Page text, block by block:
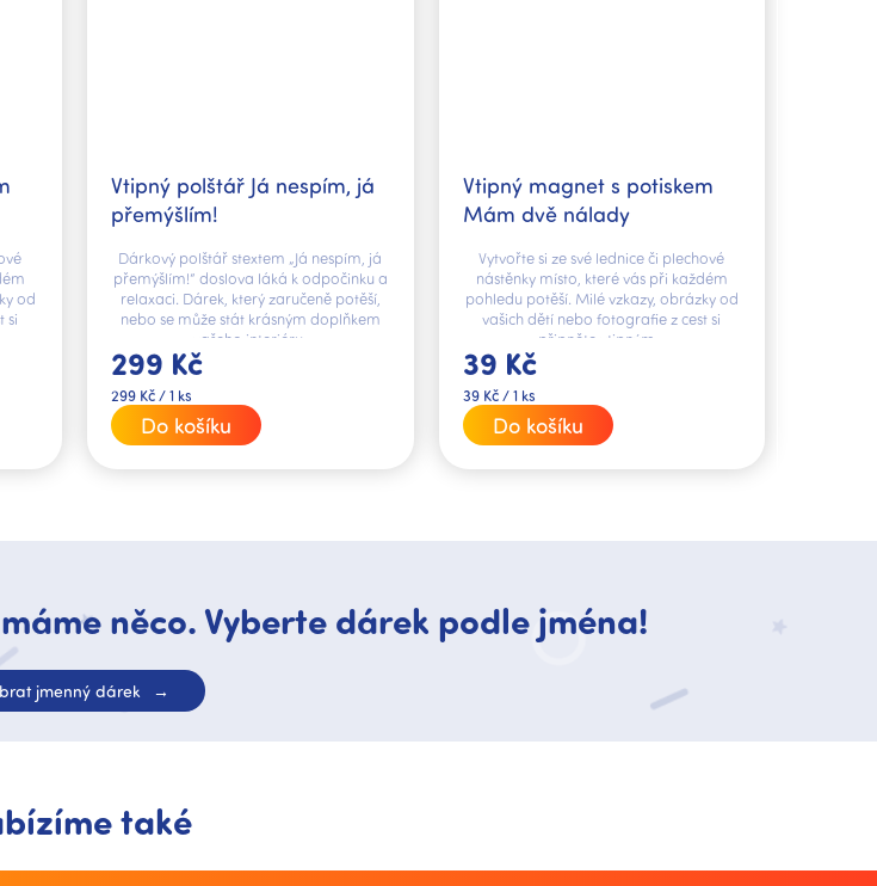
od
si
Vtipný polštář Já nespím, já
přemýšlím!
299 Kč
Měrná
cena:
299 Kč / 1 ks
Do košíku
Dárkový polštář stextem „Já nespím, já
přemýšlím!“ doslova láká k odpočinku a
relaxaci. Dárek, který zaručeně potěší,
nebo se může stát krásným doplňkem
vašeho interiéru.
Vtipný magnet s potiskem
Mám dvě nálady
39 Kč
Měrná
cena:
39 Kč / 1 ks
Do košíku
Vytvořte si ze své lednice či plechové
nástěnky místo, které vás při každém
pohledu potěší. Milé vzkazy, obrázky od
vašich dětí nebo fotografie z cest si
připněte vtipným...
něco. Vyberte dárek podle jména!
jmenný dárek
také